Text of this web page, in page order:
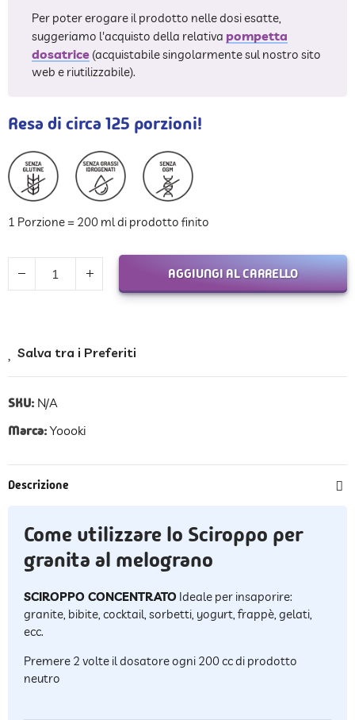
Per poter erogare il prodotto nelle dosi esatte,
suggeriamo l'acquisto della relativa pompetta
dosatrice (acquistabile singolarmente sul nostro sito
web e riutilizzabile).
Resa di circa 125 porzioni!
1 Porzione = 200 ml di prodotto finito
AGGIUNGI AL CARRELLO
Salva tra i Preferiti
SKU: N/A
Marca: Yoooki
Descrizione
Come utilizzare lo Sciroppo per
granita al melograno
SCIROPPO CONCENTRATO Ideale per insaporire:
granite, bibite, cocktail, sorbetti, yogurt, frappè, gelati,
ecc.
Premere 2 volte il dosatore ogni 200 cc di prodotto
neutro